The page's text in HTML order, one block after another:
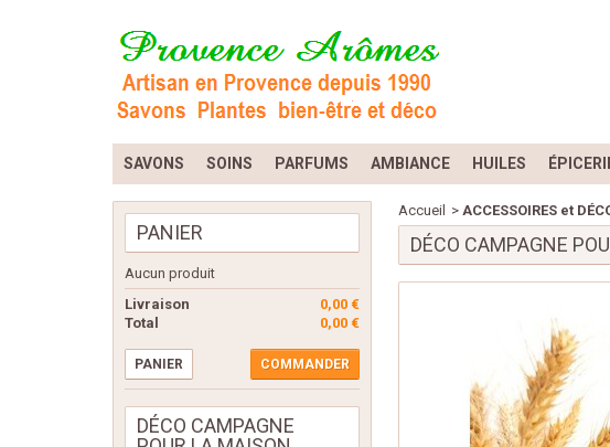
SAVONS SOINS PARFUMS AMBIANCE HUILES
PANIER
Aucun produit
0,00 €
Livraison
0,00 €
Total
PANIER COMMANDER
DÉCO CAMPAGNE
Accueil > ACCESSOIRES et
DÉCO CAMPAGNE